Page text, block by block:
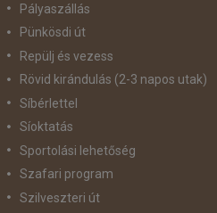
Pályaszállás
Pünkösdi út
Repülj és vezess
Rövid kirándulás (2-3 napos utak)
Síbérlettel
Síoktatás
Sportolási lehetőség
Szafari program
Szilveszteri út